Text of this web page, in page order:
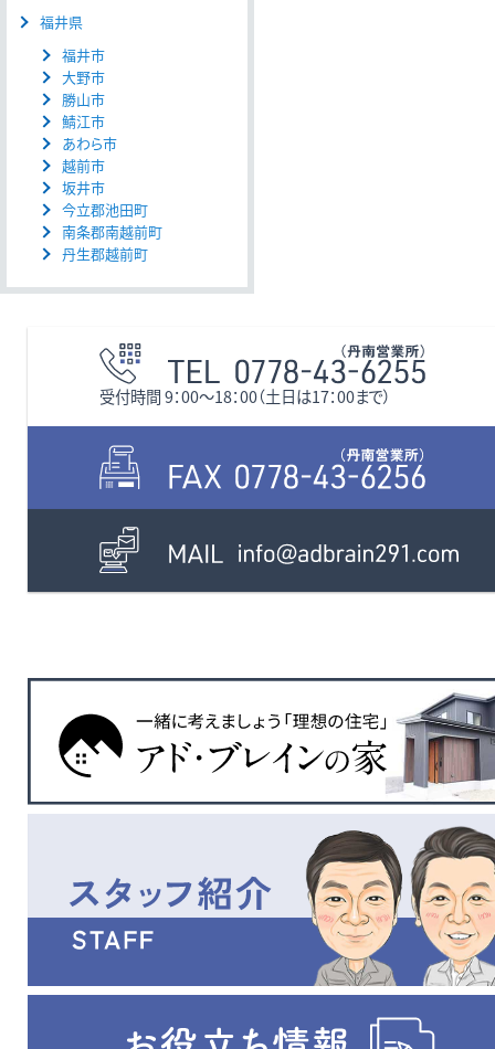
福井県
福井市
大野市
勝山市
鯖江市
あわら市
越前市
坂井市
今立郡池田町
南条郡南越前町
丹生郡越前町
受付時間 9：00〜18：00（土日は17：00まで）